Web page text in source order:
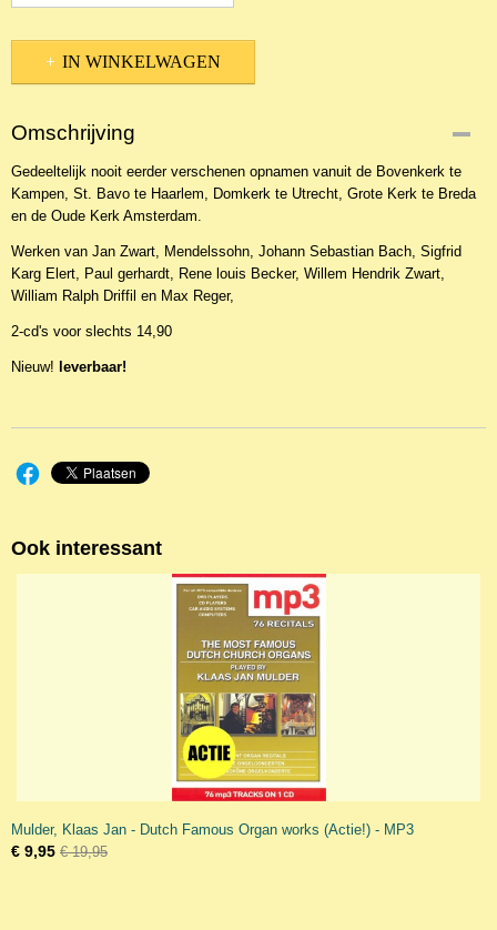
IN WINKELWAGEN
Omschrijving
Gedeeltelijk nooit eerder verschenen opnamen vanuit de Bovenkerk te
Kampen, St. Bavo te Haarlem, Domkerk te Utrecht, Grote Kerk te Breda
en de Oude Kerk Amsterdam.
Werken van Jan Zwart, Mendelssohn, Johann Sebastian Bach, Sigfrid
Karg Elert, Paul gerhardt, Rene louis Becker, Willem Hendrik Zwart,
William Ralph Driffil en Max Reger,
2-cd's voor slechts 14,90
Nieuw! leverbaar!
Ook interessant
Mulder, Klaas Jan - Dutch Famous Organ works (Actie!) - MP3
€ 9,95 € 19,95